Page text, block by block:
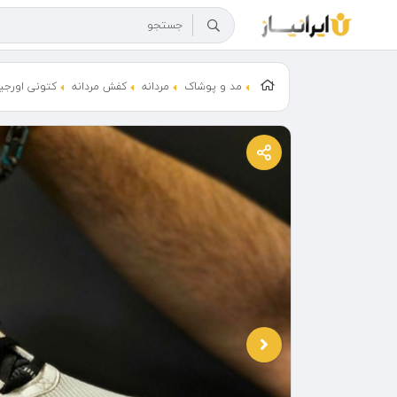
مد و پوشاک مردانه کفش مردانه کتونی